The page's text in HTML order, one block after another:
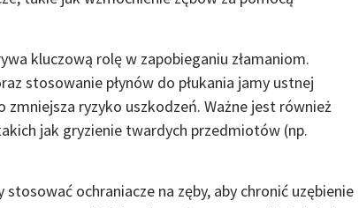
kluczową rolę w zapobieganiu złamaniom.
stosowanie płynów do płukania jamy ustnej
ryzyko uszkodzeń. Ważne jest również
jak gryzienie twardych przedmiotów (np.
ochraniacze na zęby, aby chronić uzębienie